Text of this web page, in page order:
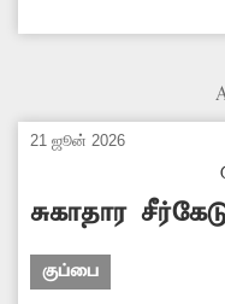
கொட்டுவது
ஏற்பட்டு உள்ளது.
எந்த
இனிமேலாவது
காண வேண்டும்.
21 ஜூன் 2026
சுகாதார
குப்பை